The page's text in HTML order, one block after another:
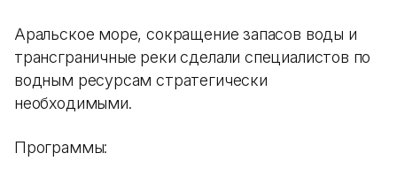
Аральское море, сокращение запасов воды и
трансграничные реки сделали специалистов по
водным ресурсам стратегически
необходимыми.
Программы: